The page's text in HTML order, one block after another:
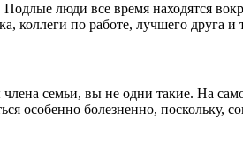
люди все время находятся
коллеги по работе, лучшего друга и
семьи, вы не одни такие. На
особенно болезненно,